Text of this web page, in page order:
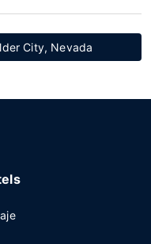
City, Nevada